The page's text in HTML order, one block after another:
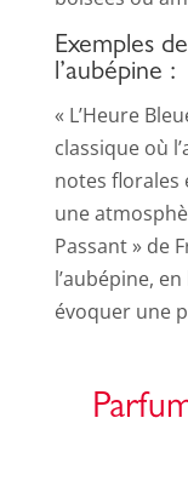
Exemples
l’aubépine :
« L’Heure
classique où
notes florales
une
Passant » de
l’aubépine,
évoquer une